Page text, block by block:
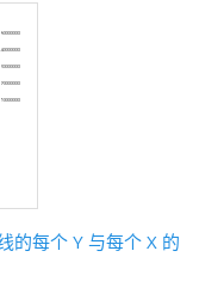
的每个 Y 与每个 X 的